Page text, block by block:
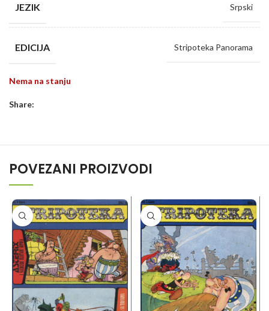
JEZIK Srpski
EDICIJA Stripoteka Panorama
Nema na stanju
Share:
POVEZANI PROIZVODI